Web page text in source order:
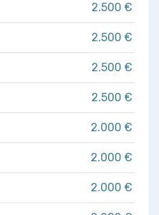
2.500 €
2.500 €
2.500 €
2.500 €
2.000 €
2.000 €
2.000 €